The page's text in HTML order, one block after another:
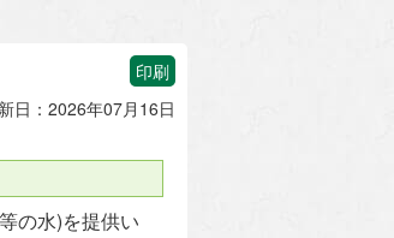
印刷
日：2026年07月16日
の水)を提供い